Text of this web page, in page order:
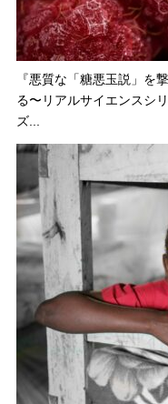
『悪質な「糖悪玉説」を
る〜リアルサイエンスシ
ズ...